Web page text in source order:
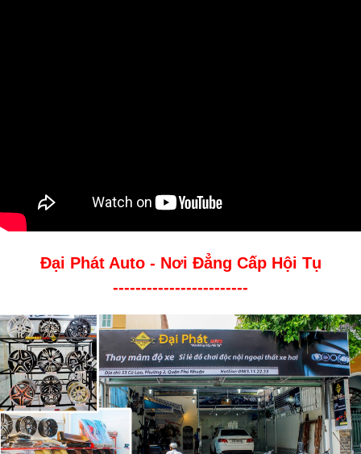
Đại Phát Auto - Nơi Đẳng Cấp Hội Tụ
------------------------